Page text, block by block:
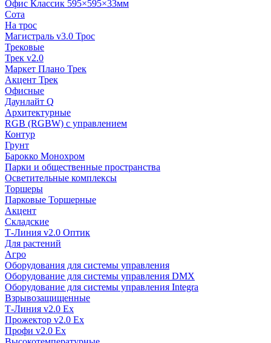
Офис Классик 595×595×33мм
Сота
На трос
Магистраль v3.0 Трос
Трековые
Трек v2.0
Маркет Плано Трек
Акцент Трек
Офисные
Даунлайт Q
Архитектурные
RGB (RGBW) с управлением
Контур
Грунт
Барокко Монохром
Парки и общественные пространства
Осветительные комплексы
Торшеры
Парковые Торшерные
Акцент
Складские
Т-Линия v2.0 Оптик
Для растений
Агро
Оборудования для системы управления
Оборудование для системы управления DMX
Оборудование для системы управления Integra
Взрывозащищенные
Т-Линия v2.0 Ex
Прожектор v2.0 Ex
Профи v2.0 Ex